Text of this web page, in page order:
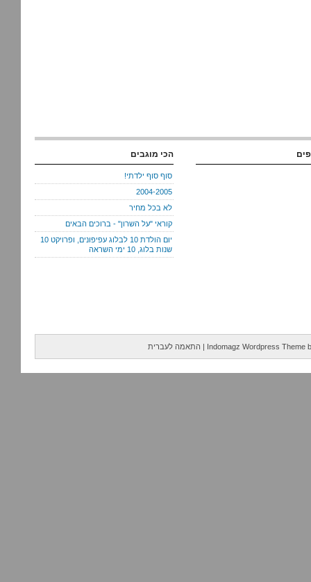
הכי מוגבים
סוף סוף ילדתי!
2004-2005
לא בכל מחיר
קוראי "על השרון" - ברוכים הבאים
יום הולדת 10 לבלוג עפיפונים, ופרויקט 10
שנות בלוג, 10 ימי השראה
Indomagz Wordpress Theme
| התאמה לעברית